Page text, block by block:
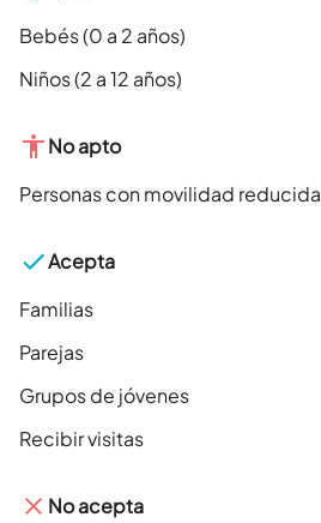
Bebés (0 a 2 años)
Niños (2 a 12 años)
No apto
Personas con movilidad reducida
Acepta
Familias
Parejas
Grupos de jóvenes
Recibir visitas
No acepta